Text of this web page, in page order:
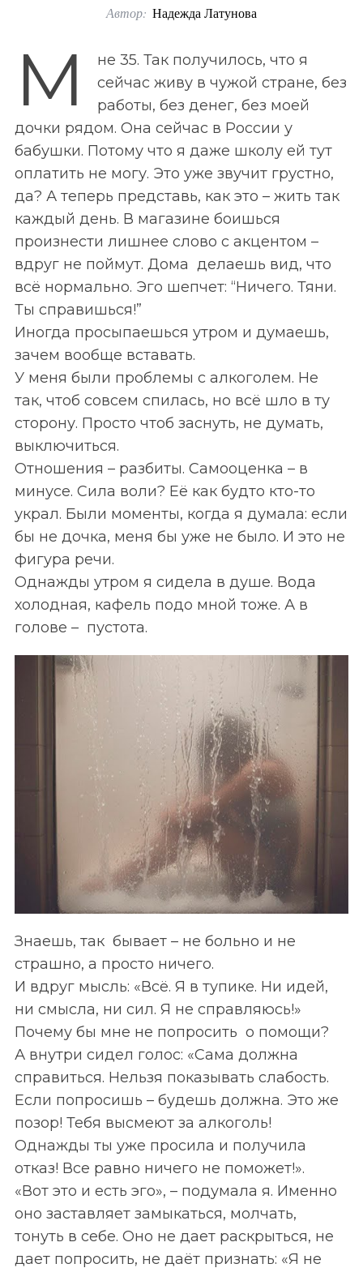
:
Автор: Надежда Латунова
М
не 35. Так получилось, что я
сейчас живу в чужой стране, без
работы, без денег, без моей
дочки рядом. Она сейчас в России у
бабушки. Потому что я даже школу ей тут
оплатить не могу. Это уже звучит грустно,
да? А теперь представь, как это – жить так
каждый день. В магазине боишься
произнести лишнее слово с акцентом –
вдруг не поймут. Дома делаешь вид, что
всё нормально. Эго шепчет: “Ничего. Тяни.
Ты справишься!”
Иногда просыпаешься утром и думаешь,
зачем вообще вставать.
У меня были проблемы с алкоголем. Не
так, чтоб совсем спилась, но всё шло в ту
сторону. Просто чтоб заснуть, не думать,
выключиться.
Отношения – разбиты. Самооценка – в
минусе. Сила воли? Её как будто кто-то
украл. Были моменты, когда я думала: если
бы не дочка, меня бы уже не было. И это не
фигура речи.
Однажды утром я сидела в душе. Вода
холодная, кафель подо мной тоже. А в
голове – пустота.
Знаешь, так бывает – не больно и не
страшно, а просто ничего.
И вдруг мысль: «Всё. Я в тупике. Ни идей,
ни смысла, ни сил. Я не справляюсь!»
Почему бы мне не попросить о помощи?
А внутри сидел голос: «Сама должна
справиться. Нельзя показывать слабость.
Если попросишь – будешь должна. Это же
позор! Тебя высмеют за алкоголь!
Однажды ты уже просила и получила
отказ! Все равно ничего не поможет!».
«Вот это и есть эго», – подумала я. Именно
оно заставляет замыкаться, молчать,
тонуть в себе. Оно не дает раскрыться, не
дает попросить, не даёт признать: «Я не